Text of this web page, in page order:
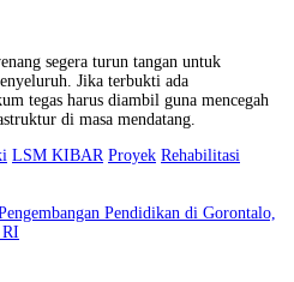
segera turun tangan untuk
Jika terbukti ada
tegas harus diambil guna mencegah
di masa mendatang.
LSM KIBAR Proyek Rehabilitasi
Pendidikan di Gorontalo,
RI